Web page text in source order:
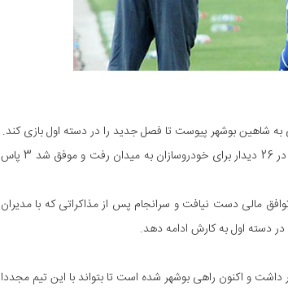
به شاهین بوشهر پیوست تا فصل جدید را در دسته اول بازی کند.
حمودی که فصل گذشته در تیم پیکان توپ می زد، در لیگ نوزدهم در 26 دیدار برای خودروسازان به میدان رفت و موفق شد 3 پاس
مالی دست نیافت و سرانجام پس از مذاکراتی که با مدیران
دسته اول به کارش ادامه دهد.
حضور داشت و اکنون راهی بوشهر شده است تا بتواند با این تیم مجددا